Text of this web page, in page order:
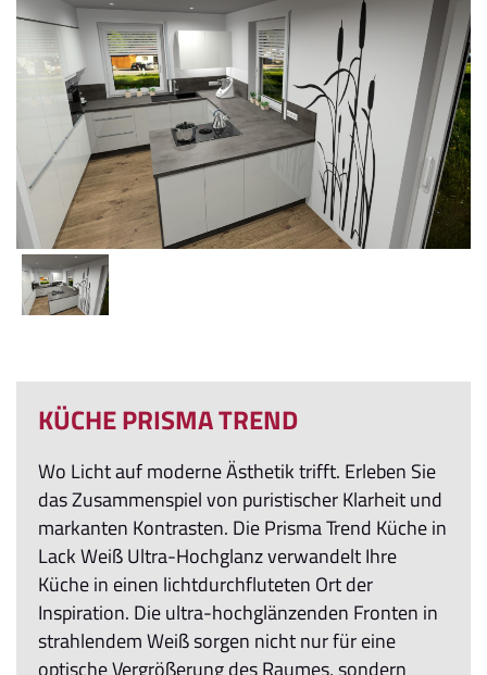
KÜCHE PRISMA TREND
Wo Licht auf moderne Ästhetik trifft. Erleben Sie
das Zusammenspiel von puristischer Klarheit und
markanten Kontrasten. Die Prisma Trend Küche in
Lack Weiß Ultra-Hochglanz verwandelt Ihre
Küche in einen lichtdurchfluteten Ort der
Inspiration. Die ultra-hochglänzenden Fronten in
strahlendem Weiß sorgen nicht nur für eine
optische Vergrößerung des Raumes, sondern